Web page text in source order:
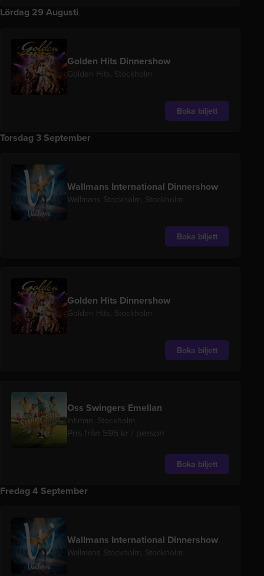
Lördag 29 Augusti
Golden Hits Dinnershow
Golden Hits, Stockholm
Boka biljett
Torsdag 3 September
Wallmans International Dinnershow
Wallmans Stockholm, Stockholm
Boka biljett
Golden Hits Dinnershow
Golden Hits, Stockholm
Boka biljett
Oss Swingers Emellan
Intiman, Stockholm
Pris från 595 kr / person
Boka biljett
Fredag 4 September
Wallmans International Dinnershow
Wallmans Stockholm, Stockholm